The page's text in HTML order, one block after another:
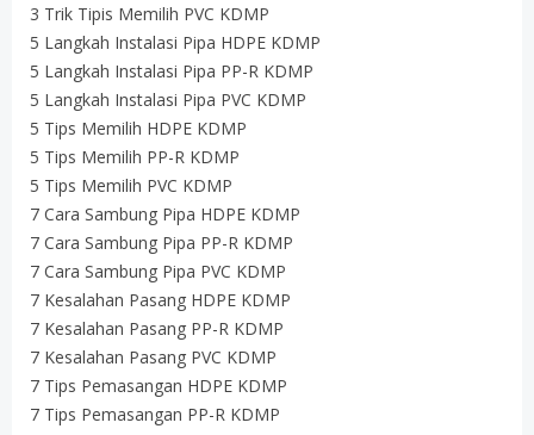
3 Trik Tipis Memilih PVC KDMP
5 Langkah Instalasi Pipa HDPE KDMP
5 Langkah Instalasi Pipa PP-R KDMP
5 Langkah Instalasi Pipa PVC KDMP
5 Tips Memilih HDPE KDMP
5 Tips Memilih PP-R KDMP
5 Tips Memilih PVC KDMP
7 Cara Sambung Pipa HDPE KDMP
7 Cara Sambung Pipa PP-R KDMP
7 Cara Sambung Pipa PVC KDMP
7 Kesalahan Pasang HDPE KDMP
7 Kesalahan Pasang PP-R KDMP
7 Kesalahan Pasang PVC KDMP
7 Tips Pemasangan HDPE KDMP
7 Tips Pemasangan PP-R KDMP